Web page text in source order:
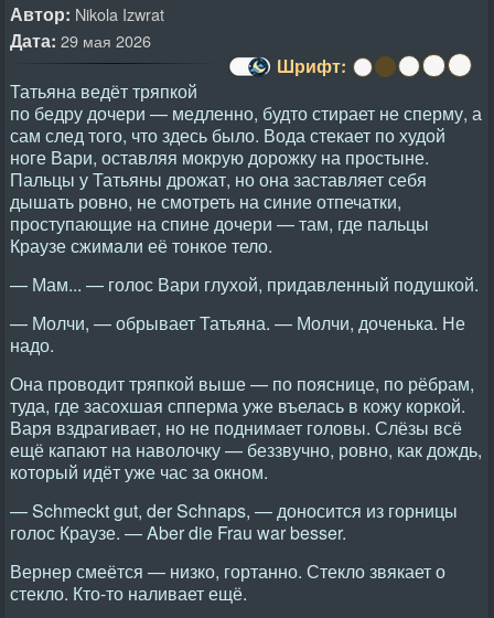
Автор: Nikola Izwrat
Дата: 29 мая 2026
Шрифт:
Татьяна ведёт тряпкой
по бедру дочери — медленно, будто стирает не сперму, а
сам след того, что здесь было. Вода стекает по худой
ноге Вари, оставляя мокрую дорожку на простыне.
Пальцы у Татьяны дрожат, но она заставляет себя
дышать ровно, не смотреть на синие отпечатки,
проступающие на спине дочери — там, где пальцы
Краузе сжимали её тонкое тело.
— Мам... — голос Вари глухой, придавленный подушкой.
— Молчи, — обрывает Татьяна. — Молчи, доченька. Не
надо.
Она проводит тряпкой выше — по пояснице, по рёбрам,
туда, где засохшая спперма уже въелась в кожу коркой.
Варя вздрагивает, но не поднимает головы. Слёзы всё
ещё капают на наволочку — беззвучно, ровно, как дождь,
который идёт уже час за окном.
— Schmeckt gut, der Schnaps, — доносится из горницы
голос Краузе. — Aber die Frau war besser.
Вернер смеётся — низко, гортанно. Стекло звякает о
стекло. Кто-то наливает ещё.